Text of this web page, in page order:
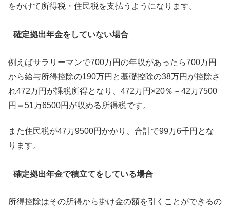
をかけて所得税・住民税を支払うようになります。
確定拠出年金をしていない場合
例えばサラリーマンで700万円の年収があったら700万円
から給与所得控除の190万円と基礎控除の38万円が控除さ
れ472万円が課税所得となり、472万円×20％－42万7500
円＝51万6500円が収める所得税です。
また住民税が47万9500円かかり、合計で99万6千円とな
ります。
確定拠出年金で積立てをしている場合
所得控除はその所得から掛け金の額を引くことができるの